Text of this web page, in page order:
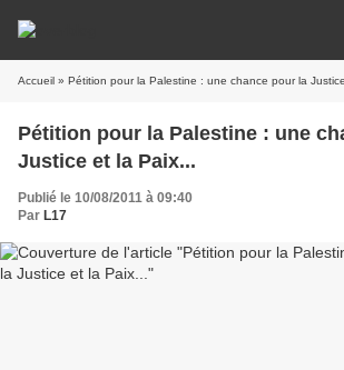
Accueil » Pétition pour la Palestine : une chance pour la
Pétition pour la Palestine : une
Justice et la Paix...
Publié le 10/08/2011 à 09:40
Par L17